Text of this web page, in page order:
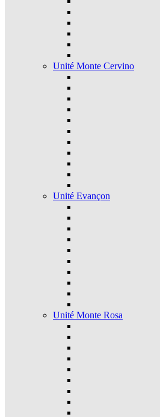
Unité Monte Cervino
Unité Evançon
Unité Monte Rosa